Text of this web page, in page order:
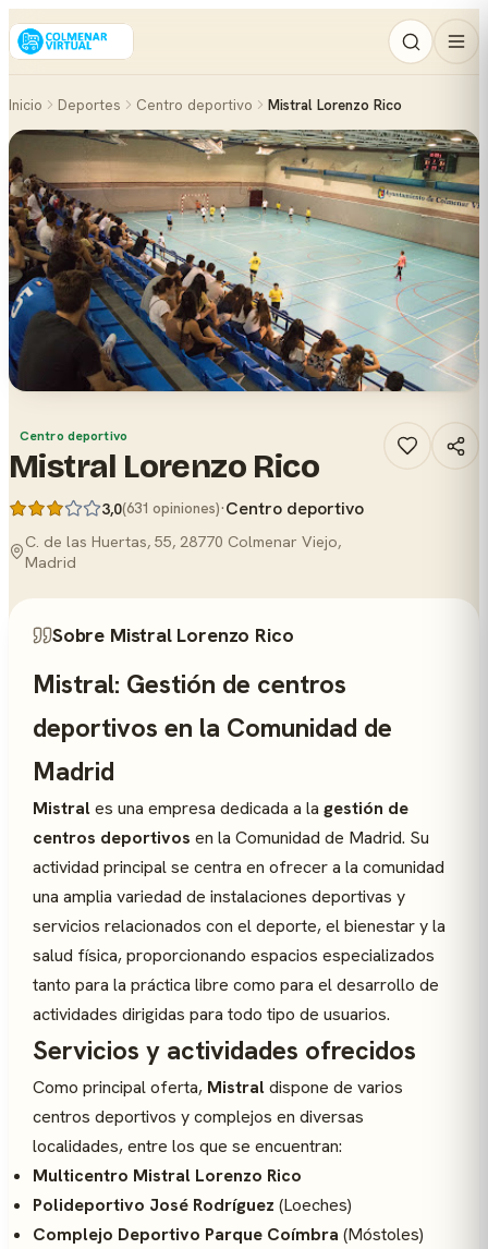
Inicio Deportes Centro deportivo Mistral Lorenzo Rico
Centro deportivo
Mistral Lorenzo Rico
3,0(631 opiniones)·Centro deportivo
C. de las Huertas, 55, 28770 Colmenar Viejo,
Madrid
Sobre Mistral Lorenzo Rico
Mistral: Gestión de centros
deportivos en la Comunidad de
Madrid
Mistrales una empresa dedicada a la gestión de
centros deportivos en la Comunidad de Madrid. Su
actividad principal se centra en ofrecer a la comunidad
una amplia variedad de instalaciones deportivas y
servicios relacionados con el deporte, el bienestar y la
salud física, proporcionando espacios especializados
tanto para la práctica libre como para el desarrollo de
actividades dirigidas para todo tipo de usuarios.
Servicios y actividades ofrecidos
Como principal oferta, Mistraldispone de varios
centros deportivos y complejos en diversas
localidades, entre los que se encuentran:
Multicentro Mistral Lorenzo Rico
Polideportivo José Rodríguez (Loeches)
Complejo Deportivo Parque Coímbra (Móstoles)